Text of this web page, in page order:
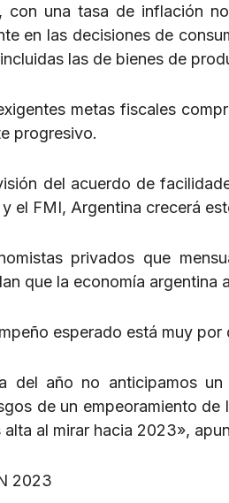
con una tasa de inflación
en las decisiones de
las de bienes de
metas fiscales
progresivo.
del acuerdo de
el FMI, Argentina crecerá
privados que
que la economía argentina
esperado está muy
del año no anticipamos
de un empeoramiento
al mirar hacia 2023»,
2023